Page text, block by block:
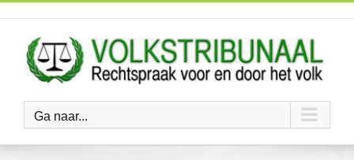
Ga
naar
Ga naar...